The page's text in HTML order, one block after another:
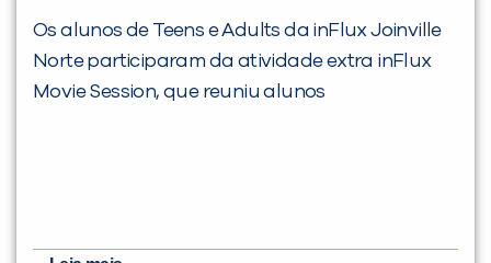
Os alunos de Teens e Adults da inFlux Joinville
Norte participaram da atividade extra inFlux
Movie Session, que reuniu alunos